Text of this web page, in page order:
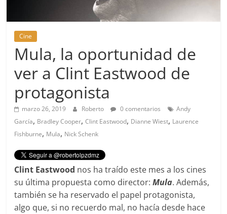
Cine
Mula, la oportunidad de
ver a Clint Eastwood de
protagonista
marzo 26, 2019 Roberto 0 comentarios
Andy
García, Bradley Cooper,Clint Eastwood, Dianne Wiest, Laurence
Fishburne, Mula, Nick Schenk
Clint Eastwood nos ha traído este mes a los cines
su última propuesta como director:Mula. Además,
también se ha reservado el papel protagonista,
algo que, si no recuerdo mal, no hacía desde hace